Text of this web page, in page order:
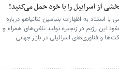
از اسراییل را با خود حمل می‌کنید!
استناد به اظهارات بنیامین نتانیاهو درباره
این رژیم در زنجیره تولید تلفن‌های همراه و
و فناوری‌های اسرائیلی در بازار جهانی